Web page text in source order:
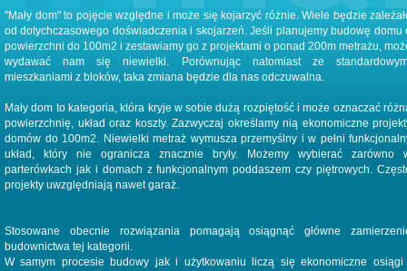
"Mały dom" to pojęcie względne i może się kojarzyć różnie. Wiele będzie
od dotychczasowego doświadczenia i skojarzeń. Jeśli planujemy budowę domu
powierzchni do 100m2 i zestawiamy go z projektami o ponad 200m metrażu,
wydawać nam się niewielki. Porównując natomiast ze
mieszkaniami z bloków, taka zmiana będzie dla nas odczuwalna.
Mały dom to kategoria, która kryje w sobie dużą rozpiętość i może oznaczać
powierzchnię, układ oraz koszty. Zazwyczaj określamy nią ekonomiczne
domów do 100m2. Niewielki metraż wymusza przemyślny i w pełni
układ, który nie ogranicza znacznie bryły. Możemy wybierać zarówno
parterówkach jak i domach z funkcjonalnym poddaszem czy piętrowych.
projekty uwzględniają nawet garaż.
Stosowane obecnie rozwiązania pomagają osiągnąć główne
budownictwa tej kategorii.
W samym procesie budowy jak i użytkowaniu liczą się ekonomiczne